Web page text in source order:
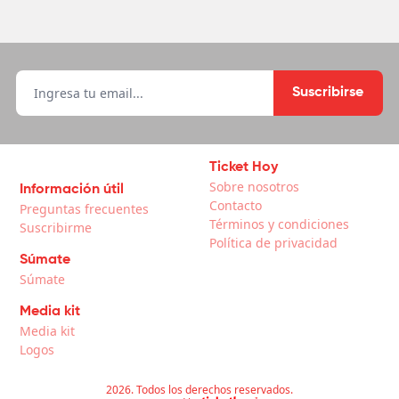
Suscribirse
Información útil
Preguntas frecuentes
Suscribirme
Súmate
Súmate
Media kit
Media kit
Logos
Ticket Hoy
Sobre nosotros
Contacto
Términos y condiciones
Política de privacidad
2026. Todos los derechos reservados.